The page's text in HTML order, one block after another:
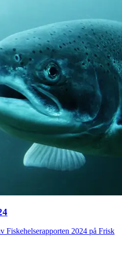
Fiskehelserapporten 2024 på Frisk